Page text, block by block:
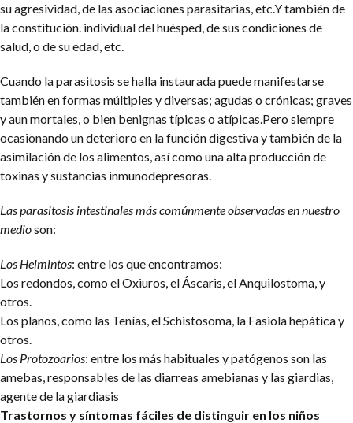
su agresividad, de las asociaciones parasitarias, etc.Y también de
la constitución. individual del huésped, de sus condiciones de
salud, o de su edad, etc.
Cuando la parasitosis se halla instaurada puede manifestarse
también en formas múltiples y diversas; agudas o crónicas; graves
y aun mortales, o bien benignas típicas o atípicas.Pero siempre
ocasionando un deterioro en la función digestiva y también de la
asimilación de los alimentos, así como una alta producción de
toxinas y sustancias inmunodepresoras.
Las parasitosis intestinales más comúnmente observadas en nuestro
medioson:
Los Helmintos: entre los que encontramos:
Los redondos, como el Oxiuros, el Áscaris, el Anquilostoma, y
otros.
Los planos, como las Tenías, el Schistosoma, la Fasiola hepática y
otros.
Los Protozoarios: entre los más habituales y patógenos son las
amebas, responsables de las diarreas amebianas y las giardias,
agente de la giardiasis
Trastornos y síntomas fáciles de distinguir en los niños